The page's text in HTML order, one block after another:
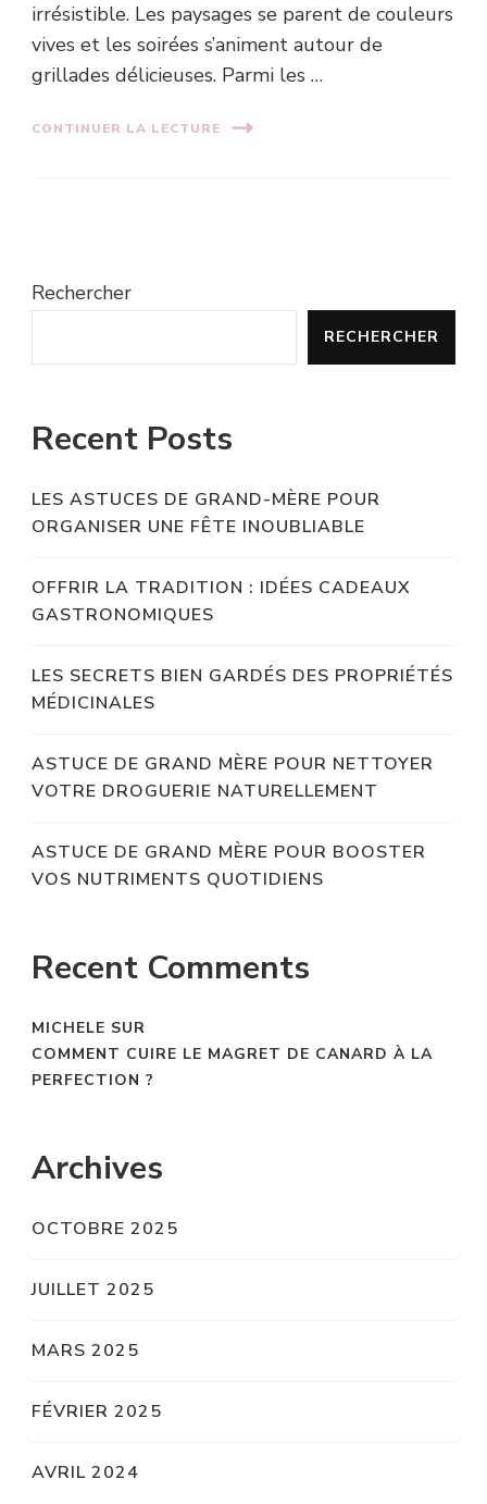
irrésistible. Les paysages se parent de couleurs
vives et les soirées s’animent autour de
grillades délicieuses. Parmi les …
CONTINUER LA LECTURE
Rechercher
RECHERCHER
Recent Posts
LES ASTUCES DE GRAND-MÈRE POUR
ORGANISER UNE FÊTE INOUBLIABLE
OFFRIR LA TRADITION : IDÉES CADEAUX
GASTRONOMIQUES
LES SECRETS BIEN GARDÉS DES PROPRIÉTÉS
MÉDICINALES
ASTUCE DE GRAND MÈRE POUR NETTOYER
VOTRE DROGUERIE NATURELLEMENT
ASTUCE DE GRAND MÈRE POUR BOOSTER
VOS NUTRIMENTS QUOTIDIENS
Recent Comments
MICHELE SUR
COMMENT CUIRE LE MAGRET DE CANARD À LA
PERFECTION ?
Archives
OCTOBRE 2025
JUILLET 2025
MARS 2025
FÉVRIER 2025
AVRIL 2024